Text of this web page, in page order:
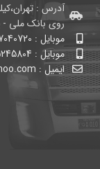
روی بانک ملی - پلاک ۳۶۲-۳۶۴
موبایل : 09127040720
موبایل : 09125245804
ایمیل : naseri.behnam@yahoo.com